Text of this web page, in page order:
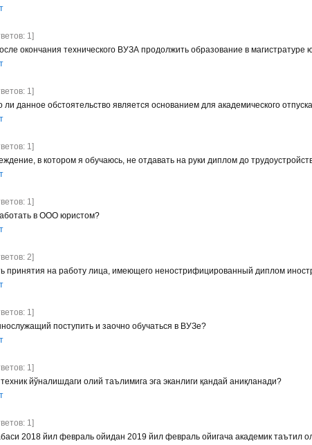
1]
окончания технического ВУЗА продолжить образование в магистратуре
1]
ли данное обстоятельство является основанием для академического
1]
в котором я обучаюсь, не отдавать на руки диплом до
1]
в ООО юристом?
2]
принятия на работу лица, имеющего ненострифицированный диплом
1]
поступить и заочно обучаться в ВУЗе?
1]
йўналишдаги олий таълимига эга эканлиги қандай аниқланади?
1]
2018 йил февраль ойидан 2019 йил февраль ойигача академик таътил